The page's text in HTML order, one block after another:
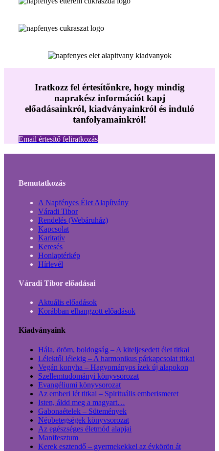
Iratkozz fel értesítőnkre, hogy mindig
naprakész információt kapj
előadásainkról, kiadványainkról és induló
tanfolyamainkról!
Email értesítő feliratkozás
Bemutatkozás
A Napfényes Élet Alapítvány
Váradi Tibor
Rendelés (Webáruház)
Kapcsolat
Karitatív
Keresés
Honlaptérkép
Hírlevél
Váradi Tibor előadásai
Aktuális előadások
Korábban elhangzott előadások
Kiadványaink
Hála, öröm, boldogság – A kiteljesedett élet titkai
Lélektől lélekig – A harmonikus párkapcsolat titkai
Vegán konyha – Hagyományos ízek új alapokon
Szellemtudományi könyvsorozat
Evangéliumi könyvsorozat
Az emberi lét titkai – Spirituális emberismeret
Isten, áldd meg a magyart…
Gabonaételek – Sütemények
Népbetegségek könyvsorozat
Az egészséges életmód alapjai
Manifesztum
Kerek esztendő – gyermekekkel az évkörön át